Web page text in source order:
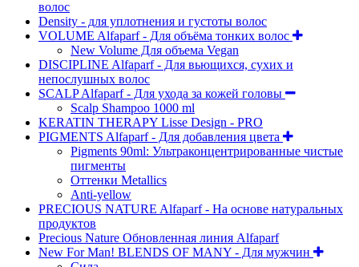
волос
Density - для уплотнения и густоты волос
VOLUME Alfaparf - Для объёма тонких волос
New Volume Для объема Vegan
DISCIPLINE Alfaparf - Для вьющихся, сухих и
непослушных волос
SCALP Alfaparf - Для ухода за кожей головы
Scalp Shampoo 1000 ml
KERATIN THERAPY Lisse Design - PRO
PIGMENTS Alfaparf - Для добавления цвета
Pigments 90ml: Ультраконцентрированные чистые
пигменты
Оттенки Metallics
Anti-yellow
PRECIOUS NATURE Alfaparf - На основе натуральных
продуктов
Precious Nature Обновленная линия Alfaparf
New For Man! BLENDS OF MANY - Для мужчин